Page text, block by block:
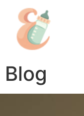
Blog